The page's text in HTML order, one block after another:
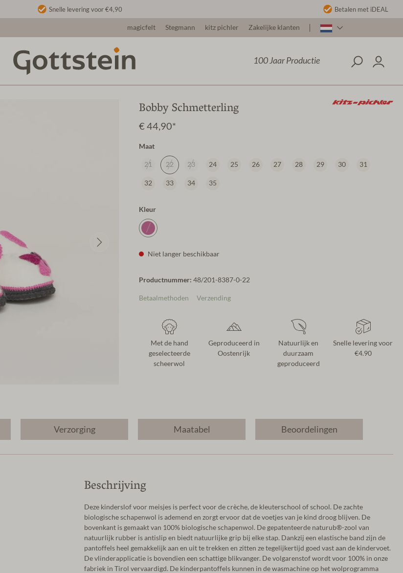
Snelle levering voor €4,90 Betalen met iDEAL
magicfelt Stegmann kitz pichler Zakelijke klanten
100 Jaar Productie
Bobby Schmetterling
€ 44,90*
Maat
21 22 23 24 25 26 27 28 29 30 31
32 33 34 35
Kleur
Niet langer beschikbaar
Productnummer: 48/201-8387-0-22
Betaalmethoden Verzending
Met de hand
geselecteerde
scheerwol
Geproduceerd in
Oostenrijk
Natuurlijk en
duurzaam
geproduceerd
Snelle levering voor
€4.90
Verzorging Maatabel Beoordelingen
Beschrijving
Deze kinderslof voor meisjes is perfect voor de crèche, de kleuterschool of school. De zachte
biologische schapenwol is ademend en zorgt ervoor dat de voetjes van je kind droog blijven. De
bovenkant is gemaakt van 100% biologische schapenwol. De gepatenteerde naturub®-zool van
natuurlijk rubber is antislip en biedt natuurlijke grip bij elke stap. Dankzij een elastische band zijn de
pantoffels heel gemakkelijk aan en uit te trekken en zitten ze tegelijkertijd goed vast aan de kindervoet.
De vlinderapplicatie is bovendien een schattige blikvanger. De volgarenstof wordt voor 100% in onze
fabriek in Tirol vervaardigd. De kinderpantoffels kunnen in de wasmachine op het wolprogramma